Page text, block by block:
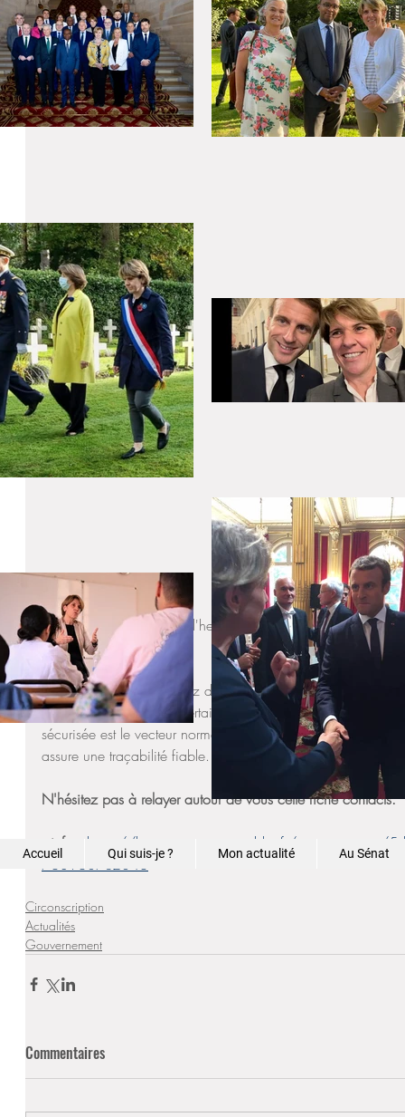
Pour votre information, à l'heure actuelle, la DINR a un
avoisinant les 90%.
Par ailleurs, vous disposez d'un espace particulier sur le
messagerie sécurisée. Certains messages peuvent vous y
sécurisée est le vecteur normal de communication avec
assure une traçabilité fiable.
N'hésitez pas à relayer autour de vous cette fiche contacts.
+info :
https://lannuaire.service-public.fr/gouvernement/
7639607c2846
Circonscription
Actualités
Gouvernement
Commentaires
Accueil Qui suis-je ? Mon actualité Au Sénat